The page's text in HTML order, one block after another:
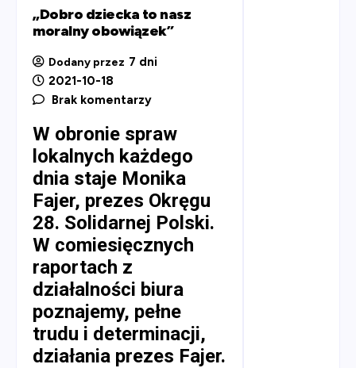
„Dobro dziecka to nasz
moralny obowiązek”
Dodany przez 7 dni
2021-10-18
Brak komentarzy
W obronie spraw
lokalnych każdego
dnia staje Monika
Fajer, prezes Okręgu
28. Solidarnej Polski.
W comiesięcznych
raportach z
działalności biura
poznajemy, pełne
trudu i determinacji,
działania prezes Fajer.